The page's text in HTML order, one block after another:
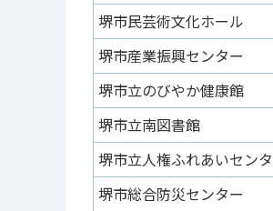
堺市民芸術文化ホール
堺市産業振興センター
堺市立のびやか健康館
堺市立南図書館
堺市立人権ふれあいセン
堺市総合防災センター